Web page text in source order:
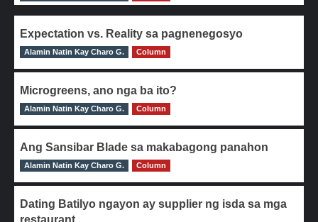
Expectation vs. Reality sa pagnenegosyo
0
Alamin Natin Kay Charo G. Column
Microgreens, ano nga ba ito?
0
Alamin Natin Kay Charo G. Column
Ang Sansibar Blade sa makabagong panahon
0
Alamin Natin Kay Charo G. Column
Dating Batilyo ngayon ay supplier ng isda sa mga
restaurant